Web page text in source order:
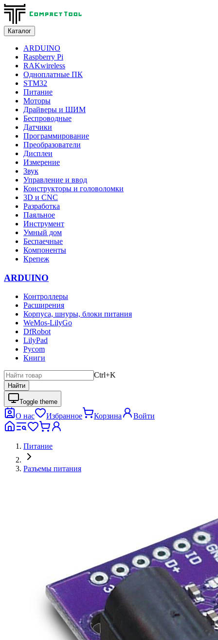
Каталог
ARDUINO
Raspberry Pi
RAKwireless
Одноплатные ПК
STM32
Питание
Моторы
Драйверы и ШИМ
Беспроводные
Датчики
Программирование
Преобразователи
Дисплеи
Измерение
Звук
Управление и ввод
Конструкторы и головоломки
3D и CNC
Разработка
Паяльное
Инструмент
Умный дом
Беспаечные
Компоненты
Крепеж
ARDUINO
Контроллеры
Расширения
Корпуса, шнуры, блоки питания
WeMos-LilyGo
DfRobot
LilyPad
Pycom
Книги
Ctrl+K
Найти
Toggle theme
О нас Избранное Корзина Войти
Питание
Разъемы питания